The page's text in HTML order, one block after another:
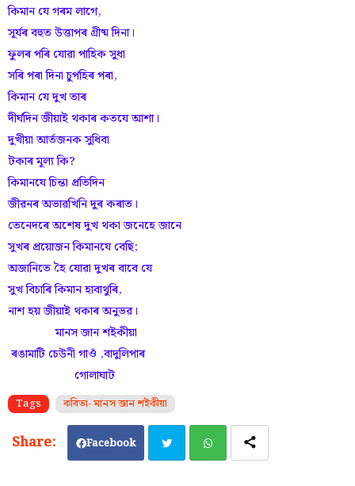
কিমান যে গৰম লাগে,
সূৰ্যৰ বহুত উত্তাপৰ গ্ৰীষ্ম দিনা।
ফুলৰ পৰি যোৱা পাহিক সুধা
সৰি পৰা দিনা চুপহিৰ পৰা,
কিমান যে দুখ তাৰ
দীৰ্ঘদিন জীয়াই থকাৰ কতযে আশা।
দুখীয়া আৰ্তজনক সুধিবা
টকাৰ মূল্য কি?
কিমানযে চিন্তা প্ৰতিদিন
জীৱনৰ অভাৱখিনি দুৰ কৰাত।
তেনেদৰে অশেষ দুখ থকা জনেহে জানে
সুখৰ প্ৰয়োজন কিমানযে বেছি;
অজানিতে হৈ যোৱা দুখৰ বাবে যে
সুখ বিচাৰি কিমান হাবাথুৰি,
নাশ হয় জীয়াই থকাৰ অনুভৱ।
মানস জান শইকীয়া
ৰঙামাটি চেউনী গাওঁ ,বাদুলিপাৰ
গোলাঘাট
Tags কবিতা- মানস জান শইকীয়া
Facebook